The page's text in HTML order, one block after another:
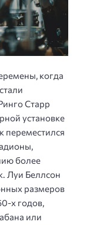
когда
Старр
установке
переместился
более
Луи Беллсон
размеров
х годов,
или